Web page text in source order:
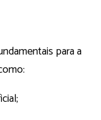
para a